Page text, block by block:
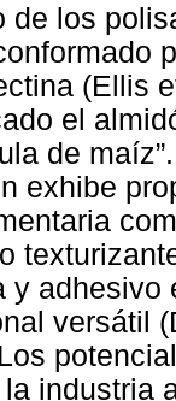
de los
(Ellis
el
de
exhibe
y
versátil
industria